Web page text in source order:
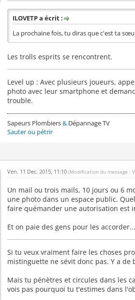
ILOVETP a écrit :
La prochaine fois, tu diras que c'est ta
Les trolls esprits se rencontrent.
Level up : Avec plusieurs joueurs,
photo avec leur smartphone et
trouble.
Sapeurs Plombiers&Dépannage TV
Sauter ou pétrir
Ven. 11 Dec. 2015, 11:10 (Modification du message :
Un mail ou trois mails, 10 jours ou 6
une photo dans un espace public.
faire quémander une autorisation est
Et on paie des gens pour les
Si tu veux vraiment faire les choses
mistinguette ne sévit donc pas. Y a de
Mais tu pénètres et circules dans les
vois pas pourquoi tu t'estimes dans